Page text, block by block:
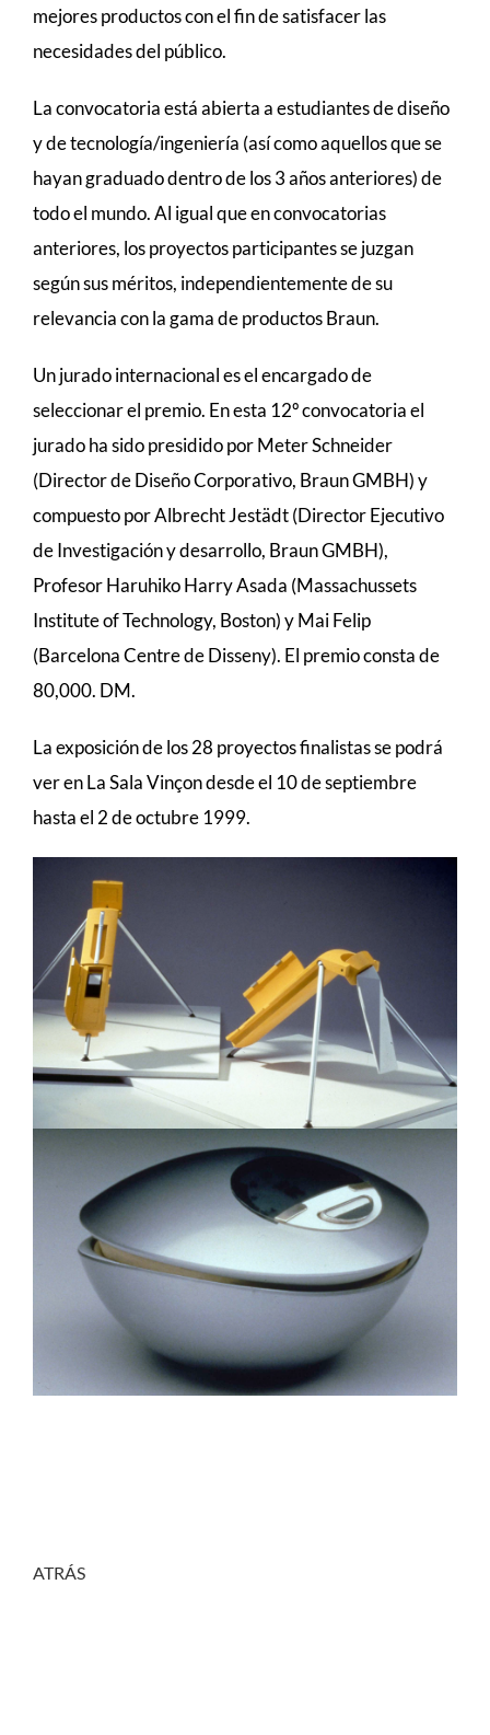
mejores productos con el fin de satisfacer las
necesidades del público.
La convocatoria está abierta a estudiantes de diseño
y de tecnología/ingeniería (así como aquellos que se
hayan graduado dentro de los 3 años anteriores) de
todo el mundo. Al igual que en convocatorias
anteriores, los proyectos participantes se juzgan
según sus méritos, independientemente de su
relevancia con la gama de productos Braun.
Un jurado internacional es el encargado de
seleccionar el premio. En esta 12º convocatoria el
jurado ha sido presidido por Meter Schneider
(Director de Diseño Corporativo, Braun GMBH) y
compuesto por Albrecht Jestädt (Director Ejecutivo
de Investigación y desarrollo, Braun GMBH),
Profesor Haruhiko Harry Asada (Massachussets
Institute of Technology, Boston) y Mai Felip
(Barcelona Centre de Disseny). El premio consta de
80,000. DM.
La exposición de los 28 proyectos finalistas se podrá
ver en La Sala Vinçon desde el 10 de septiembre
hasta el 2 de octubre 1999.
ATRÁS